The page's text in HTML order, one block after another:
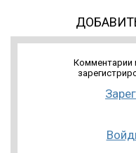
Комментарии